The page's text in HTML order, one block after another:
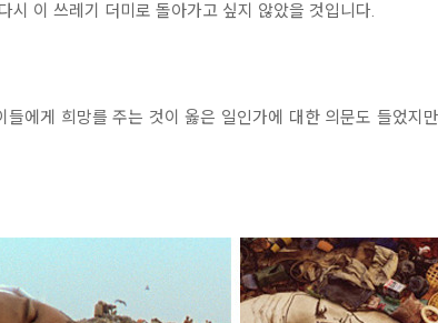
시 이 쓰레기 더미로 돌아가고 싶지 않았을 것입니다.
에게 희망를 주는 것이 옳은 일인가에 대한 의문도 들었지